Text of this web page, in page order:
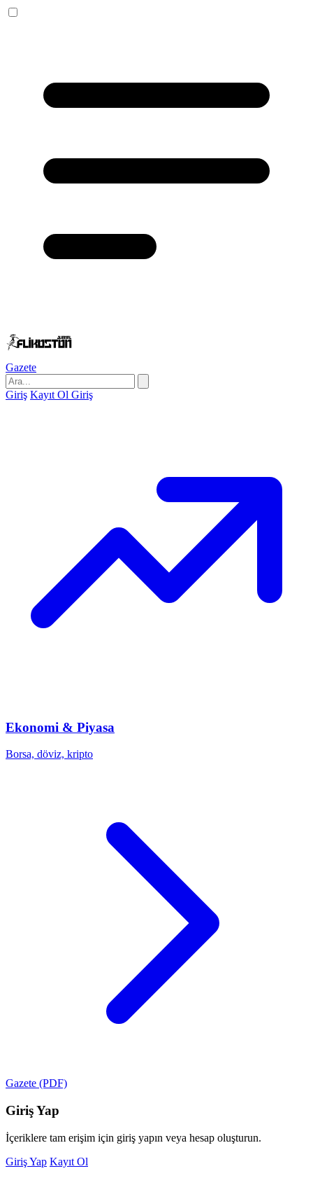
Gazete
Giriş Kayıt Ol Giriş
Ekonomi & Piyasa
Borsa, döviz, kripto
Gazete (PDF)
Giriş Yap
İçeriklere tam erişim için giriş yapın veya hesap oluşturun.
Giriş Yap Kayıt Ol